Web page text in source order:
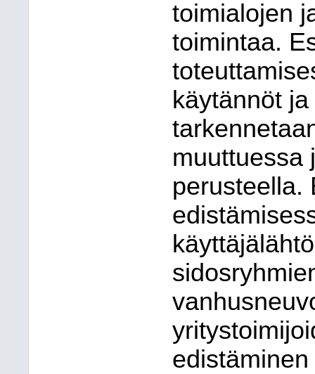
toimialojen
toimintaa.
käytännöt
muuttuessa
perusteella.